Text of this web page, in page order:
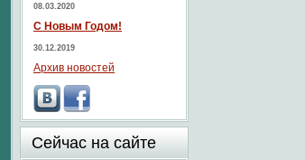
08.03.2020
С Новым Годом!
30.12.2019
Архив новостей
Сейчас на сайте